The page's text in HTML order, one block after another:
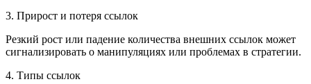
3. Прирост и потеря ссылок
Резкий рост или падение количества внешних ссылок может
сигнализировать о манипуляциях или проблемах в стратегии.
4. Типы ссылок